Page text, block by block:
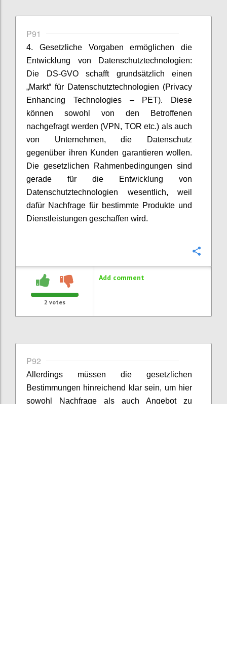
P91
4. Gesetzliche Vorgaben ermöglichen die
Entwicklung von Datenschutztechnologien:
Die DS-GVO schafft grundsätzlich einen
„Markt“ für Datenschutztechnologien (Privacy
Enhancing Technologies – PET). Diese
können sowohl von den Betroffenen
nachgefragt werden (VPN, TOR etc.) als auch
von Unternehmen, die Datenschutz
gegenüber ihren Kunden garantieren wollen.
Die gesetzlichen Rahmenbedingungen sind
gerade für die Entwicklung von
Datenschutztechnologien wesentlich, weil
dafür Nachfrage für bestimmte Produkte und
Dienstleistungen geschaffen wird.
2 votes
Add comment
P92
Allerdings müssen die gesetzlichen
Bestimmungen hinreichend klar sein, um hier
sowohl Nachfrage als auch Angebot zu